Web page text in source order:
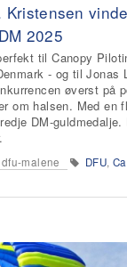
Kristensen
2025
til Canopy
- og til Jonas
øverst på
om halsen. Med en
DM-
dfu-malene DFU,